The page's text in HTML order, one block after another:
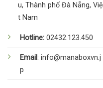
u, Thành phố Đà Nẵng, Việ
t Nam
Hotline: 02432.123.450
Email: info@manaboxvn.j
p